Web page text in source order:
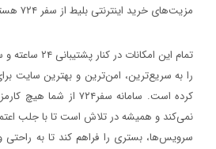
مزیت‌های خرید اینترنتی بلیط از سفر ۷۲۴ هستند.
تمام این
را به سریع‌ترین، امن‌ترین و بهترین سایت
کرده است. سامانه سفر۷۲۴
نمی‌کند و همیشه در تلاش است تا با جلب
سرویس‌ها، بستری را فراهم کند تا به